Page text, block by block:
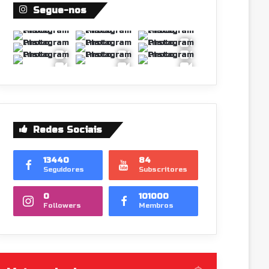
Segue-nos
Redes Sociais
13440
Seguidores
84
Subscritores
0
Followers
101000
Membros